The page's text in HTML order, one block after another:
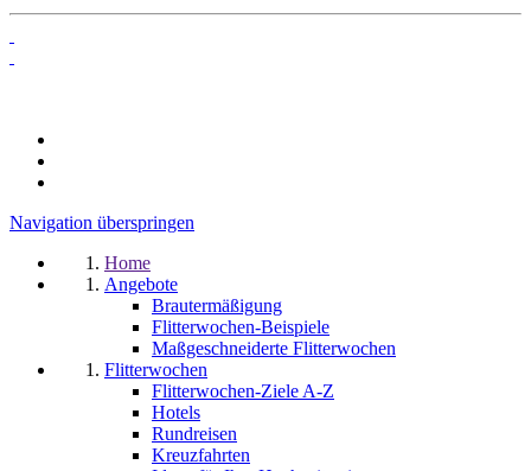
Navigation überspringen
Home
Angebote
Brautermäßigung
Flitterwochen-Beispiele
Maßgeschneiderte Flitterwochen
Flitterwochen
Flitterwochen-Ziele A-Z
Hotels
Rundreisen
Kreuzfahrten